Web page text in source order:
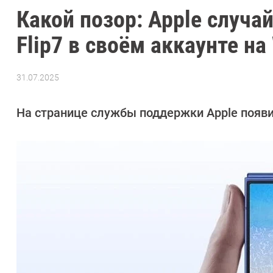
Какой позор: Apple
Flip7 в своём аккаунте на
31.07.2025
Довлатова
На странице службы поддержки Apple